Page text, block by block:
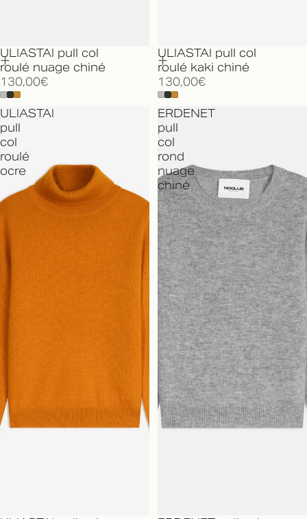
ULIASTAI pull col
roulé nuage chiné
130,00€
ULIASTAI pull col
roulé kaki chiné
130,00€
ULIASTAI
pull
col
roulé
ocre
ERDENET
pull
col
rond
nuage
chiné